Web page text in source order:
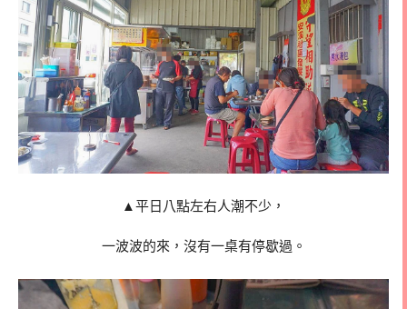
▲平日八點左右人潮不少，
一波波的來，沒有一桌有停歇過。